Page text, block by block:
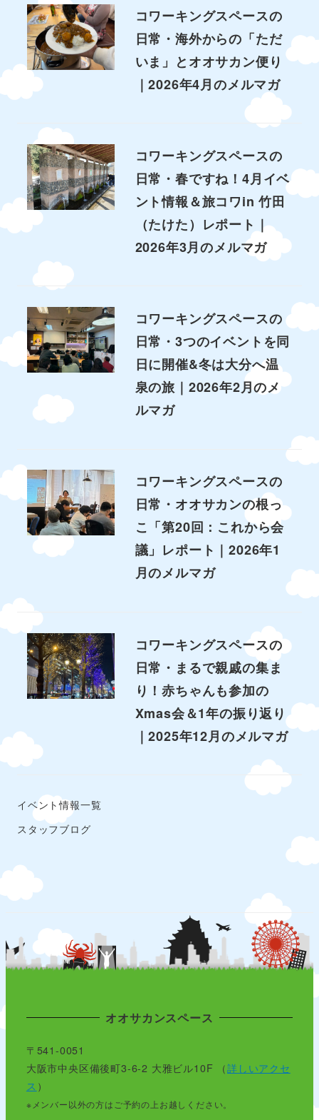
コワーキングスペースの
日常・海外からの「ただ
いま」とオオサカン便り
｜2026年4月のメルマガ
コワーキングスペースの
日常・春ですね！4月イベ
ント情報＆旅コワin 竹田
（たけた）レポート｜
2026年3月のメルマガ
コワーキングスペースの
日常・3つのイベントを同
日に開催&冬は大分へ温
泉の旅｜2026年2月のメ
ルマガ
コワーキングスペースの
日常・オオサカンの根っ
こ「第20回：これから会
議」レポート｜2026年1
月のメルマガ
コワーキングスペースの
日常・まるで親戚の集ま
り！赤ちゃんも参加の
Xmas会＆1年の振り返り
｜2025年12月のメルマガ
イベント情報一覧
スタッフブログ
オオサカンスペース
〒541-0051
大阪市中央区備後町3-6-2 大雅ビル10F （詳しいアクセ
ス ）
※メンバー以外の方はご予約の上お越しください。